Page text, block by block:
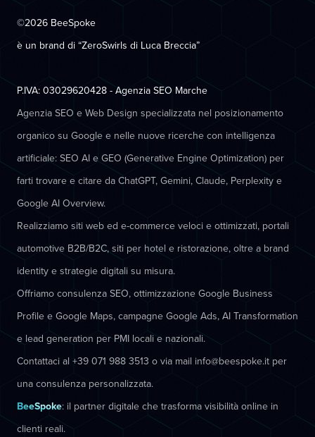
©2026 BeeSpoke
è un brand di “ZeroSwirls di Luca Breccia”
P.IVA: 03029620428 - Agenzia SEO Marche
Agenzia SEO e Web Design specializzata nel posizionamento
organico su Google e nelle nuove ricerche con intelligenza
artificiale: SEO AI e GEO (Generative Engine Optimization) per
farti trovare e citare da ChatGPT, Gemini, Claude, Perplexity e
Google AI Overview.
Realizziamo siti web ed e-commerce veloci e ottimizzati, portali
automotive B2B/B2C, siti per hotel e ristorazione, oltre a brand
identity e strategie digitali su misura.
Offriamo consulenza SEO, ottimizzazione Google Business
Profile e Google Maps, campagne Google Ads, AI Transformation
e lead generation per PMI locali e nazionali.
Contattaci al +39 071 988 3513 o via mail info@beespoke.it per
una consulenza personalizzata.
BeeSpoke: il partner digitale che trasforma visibilità online in
clienti reali.